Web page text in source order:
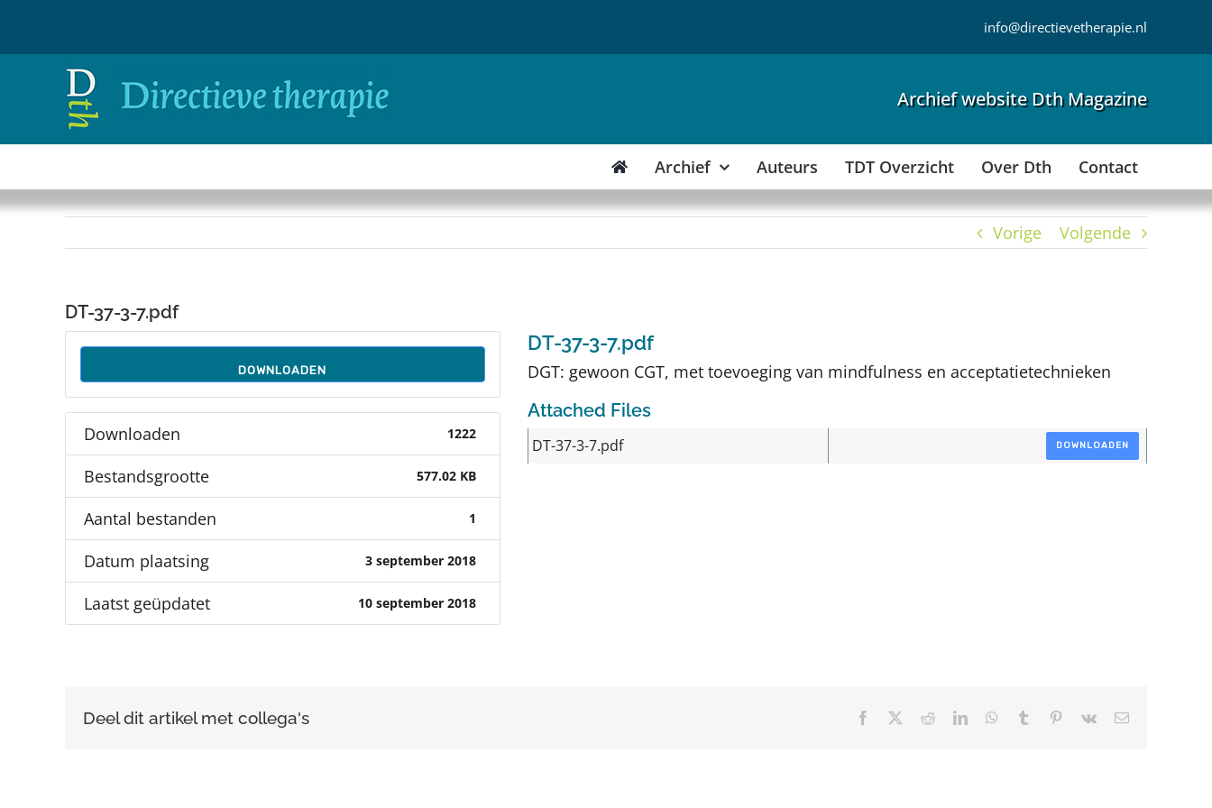
inhoud
info@directievetherapie.nl
Archief website Dth Magazine
Archief Auteurs TDT Overzicht Over Dth Contact
Vorige Volgende
DT-37-3-7.pdf
DOWNLOADEN
Downloaden 1222
Bestandsgrootte 577.02 KB
Aantal bestanden 1
Datum plaatsing 3 september 2018
Laatst geüpdatet 10 september 2018
DT-37-3-7.pdf
DGT: gewoon CGT, met toevoeging van mindfulness en acceptatietechnieken
Attached Files
DT-37-3-7.pdf DOWNLOADEN
Deel dit artikel met collega's Facebook RedditLinkedInWhatsApp
Tumblr Pinterest
Vk
E-